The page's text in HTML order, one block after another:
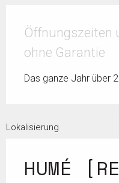
Öffnungszeiten
ohne Garantie
Das ganze Jahr über
Lokalisierung
HUMÉ